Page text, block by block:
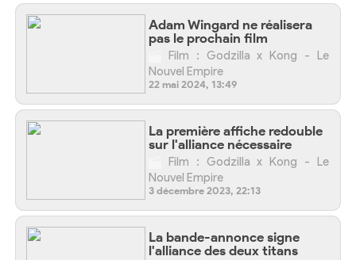
Adam Wingard ne réalisera
pas le prochain film
Film : Godzilla x Kong - Le
Nouvel Empire
22 mai 2024, 13:49
La première affiche redouble
sur l'alliance nécessaire
Film : Godzilla x Kong - Le
Nouvel Empire
3 décembre 2023, 22:13
La bande-annonce signe
l'alliance des deux titans